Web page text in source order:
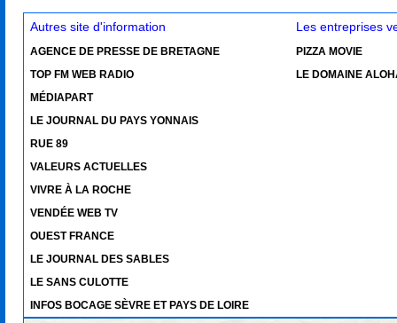
Autres site d'information
AGENCE DE PRESSE DE BRETAGNE
TOP FM WEB RADIO
MÉDIAPART
LE JOURNAL DU PAYS YONNAIS
RUE 89
VALEURS ACTUELLES
VIVRE À LA ROCHE
VENDÉE WEB TV
OUEST FRANCE
LE JOURNAL DES SABLES
LE SANS CULOTTE
INFOS BOCAGE SÈVRE ET PAYS DE LOIRE
Les entreprises
PIZZA MOVIE
LE DOMAINE